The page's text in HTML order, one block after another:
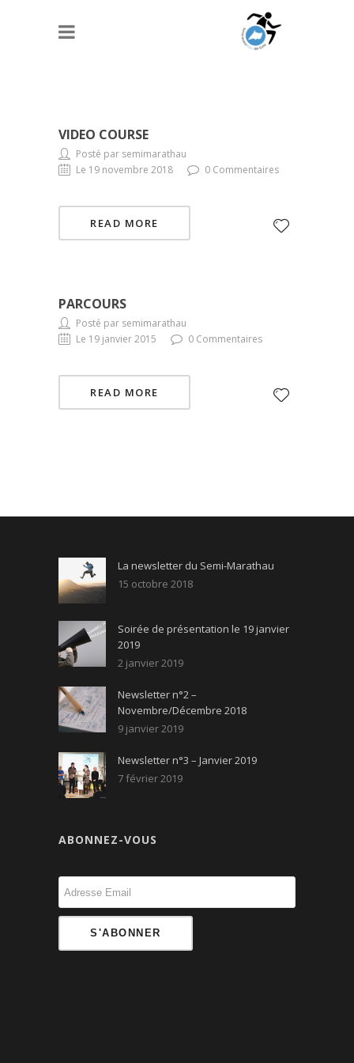
VIDEO COURSE
Posté par semimarathau
Le 19 novembre 2018
0 Commentaires
READ MORE
PARCOURS
Posté par semimarathau
Le 19 janvier 2015
0 Commentaires
READ MORE
La newsletter du Semi-Marathau
15 octobre 2018
Soirée de présentation le 19 janvier
2019
2 janvier 2019
Newsletter n°2 –
Novembre/Décembre 2018
9 janvier 2019
Newsletter n°3 – Janvier 2019
7 février 2019
ABONNEZ-VOUS